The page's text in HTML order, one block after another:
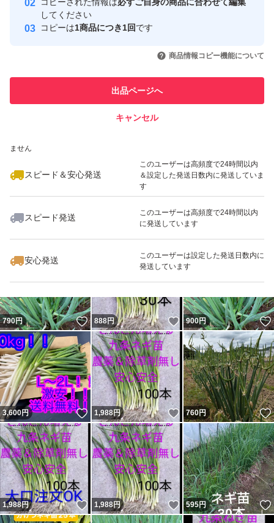
取引実績
引を完了させた実績があります
での取引実績があります
ません
スピード＆安心発送
このユーザーは高頻度で24時間以内
＆設定した発送日数内に発送していま
す
スピード発送
このユーザーは高頻度で24時間以内
に発送しています
安心発送
このユーザーは設定した発送日数内に
発送しています
コピーされた情報は必ずご自身の商品に合わせて編集
してください
コピーは1商品につき1回です
商品情報コピー機能について
出品ページへ
キャンセル
いいね！
888
790円 いいね！
888円 いいね！
900円
3,600円 いいね！
1,988円 いいね！
760円
1,988円 いいね！
1,988円 いいね！
595円